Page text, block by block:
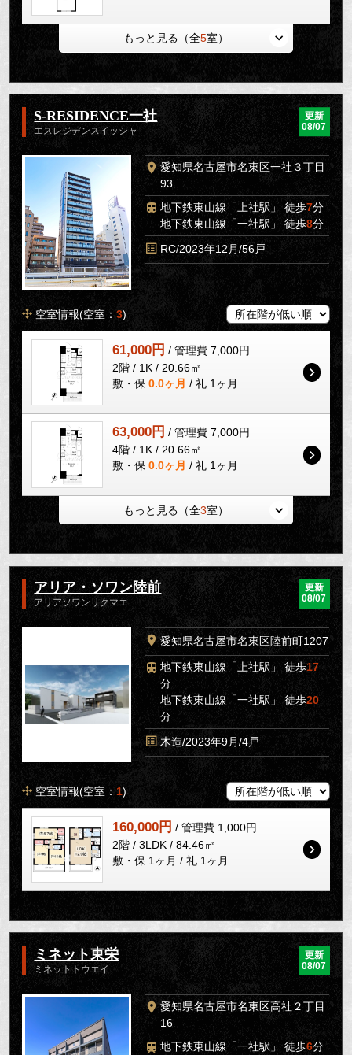
もっと見る（全5室）
S-RESIDENCE一社
エスレジデンスイッシャ
更新
08/07
愛知県名古屋市名東区一社３丁目
93
地下鉄東山線「上社駅」 徒歩7分
地下鉄東山線「一社駅」 徒歩8分
RC/2023年12月/56戸
空室情報(空室：3)
61,000円 / 管理費 7,000円
2階 / 1K / 20.66㎡
敷・保 0.0ヶ月 / 礼 1ヶ月
63,000円 / 管理費 7,000円
4階 / 1K / 20.66㎡
敷・保 0.0ヶ月 / 礼 1ヶ月
もっと見る（全3室）
アリア・ソワン陸前
アリアソワンリクマエ
更新
08/07
愛知県名古屋市名東区陸前町1207
地下鉄東山線「上社駅」 徒歩17
分
地下鉄東山線「一社駅」 徒歩20
分
木造/2023年9月/4戸
空室情報(空室： 1)
160,000円 / 管理費 1,000円
2階 / 3LDK / 84.46㎡
敷・保 1ヶ月 / 礼 1ヶ月
ミネット東栄
ミネットトウエイ
更新
08/07
愛知県名古屋市名東区高社２丁目
16
地下鉄東山線「一社駅」 徒歩6分